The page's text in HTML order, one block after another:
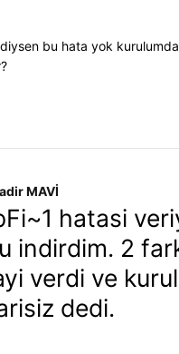
bu hata yok
MAVİ
hatasi
indirdim. 2
verdi ve
dedi.